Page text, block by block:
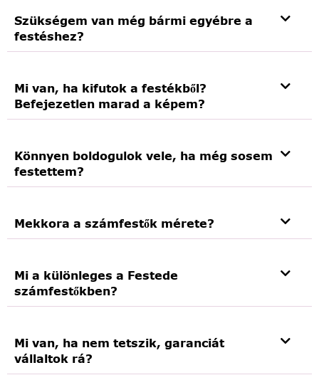
Szükségem van még bármi egyébre a
festéshez?
Mi van, ha kifutok a festékből?
Befejezetlen marad a képem?
Könnyen boldogulok vele, ha még sosem
festettem?
Mekkora a számfestők mérete?
Mi a különleges a Festede
számfestőkben?
Mi van, ha nem tetszik, garanciát
vállaltok rá?